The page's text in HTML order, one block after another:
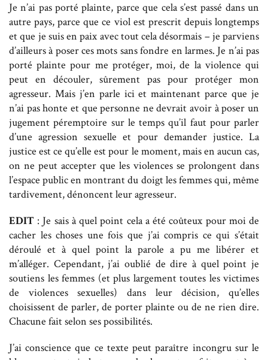
Je n’ai pas porté plainte, parce que cela s’est passé dans un
autre pays, parce que ce viol est prescrit depuis longtemps
et que je suis en paix avec tout cela désormais – je parviens
d’ailleurs à poser ces mots sans fondre en larmes. Je n’ai pas
porté plainte pour me protéger, moi, de la violence qui
peut en découler, sûrement pas pour protéger mon
agresseur. Mais j’en parle ici et maintenant parce que je
n’ai pas honte et que personne ne devrait avoir à poser un
jugement péremptoire sur le temps qu’il faut pour parler
d’une agression sexuelle et pour demander justice. La
justice est ce qu’elle est pour le moment, mais en aucun cas,
on ne peut accepter que les violences se prolongent dans
l’espace public en montrant du doigt les femmes qui, même
tardivement, dénoncent leur agresseur.
EDIT : Je sais à quel point cela a été coûteux pour moi de
cacher les choses une fois que j’ai compris ce qui s’était
déroulé et à quel point la parole a pu me libérer et
m’alléger. Cependant, j’ai oublié de dire à quel point je
soutiens les femmes (et plus largement toutes les victimes
de violences sexuelles) dans leur décision, qu’elles
choisissent de parler, de porter plainte ou de ne rien dire.
Chacune fait selon ses possibilités.
J’ai conscience que ce texte peut paraître incongru sur le